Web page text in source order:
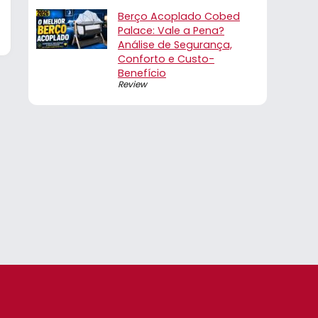
Berço Acoplado Cobed
Palace: Vale a Pena?
Análise de Segurança,
Conforto e Custo-
Benefício
Review